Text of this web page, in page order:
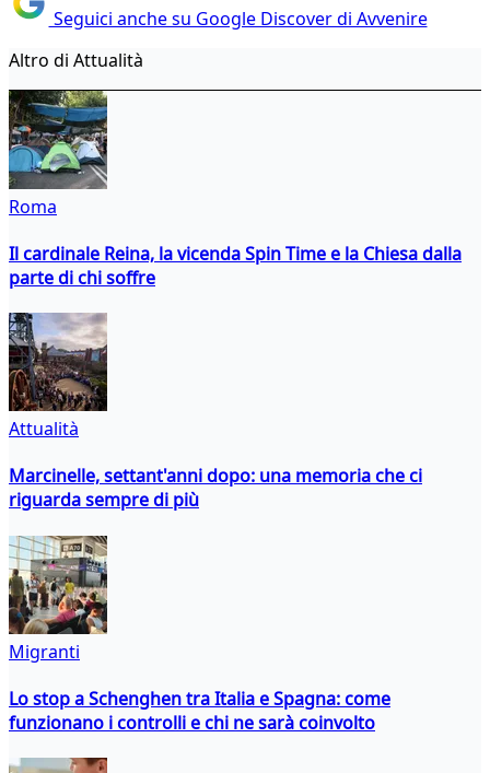
Seguici anche su Google Discover di Avvenire
Altro di Attualità
Roma
Il cardinale Reina, la vicenda Spin Time e la Chiesa dalla
parte di chi soffre
Attualità
Marcinelle, settant'anni dopo: una memoria che ci
riguarda sempre di più
Migranti
Lo stop a Schenghen tra Italia e Spagna: come
funzionano i controlli e chi ne sarà coinvolto